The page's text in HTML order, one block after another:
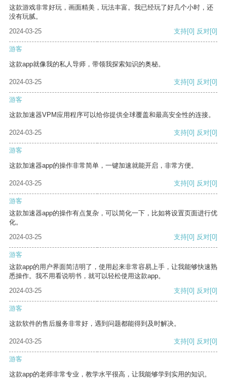
这款游戏非常好玩，画面精美，玩法丰富。我已经玩了好几个小时，还
没有玩腻。
2024-03-25
支持[0] 反对[0]
游客
这款app就像我的私人导师，带领我探索知识的奥秘。
2024-03-25 支持[0] 反对[0]
游客
这款加速器VPM应用程序可以给你提供全球覆盖和最高安全性的连接。
2024-03-25 支持[0] 反对[0]
游客
这款加速器app的操作非常简单，一键加速就能开启，非常方便。
2024-03-25 支持[0] 反对[0]
游客
这款加速器app的操作有点复杂，可以简化一下，比如将设置页面进行优
化。
2024-03-25
支持[0] 反对[0]
游客
这款app的用户界面简洁明了，使用起来非常容易上手，让我能够快速熟
悉操作。我不用看说明书，就可以轻松使用这款app。
2024-03-25
支持[0] 反对[0]
游客
这款软件的售后服务非常好，遇到问题都能得到及时解决。
2024-03-25 支持[0] 反对[0]
游客
这款app的老师非常专业，教学水平很高，让我能够学到实用的知识。